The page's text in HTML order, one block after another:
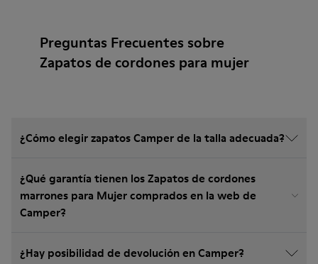
Preguntas Frecuentes sobre
Zapatos de cordones para mujer
¿Cómo elegir zapatos Camper de la talla adecuada?
¿Qué garantía tienen los Zapatos de cordones
marrones para Mujer comprados en la web de
Camper?
¿Hay posibilidad de devolución en Camper?